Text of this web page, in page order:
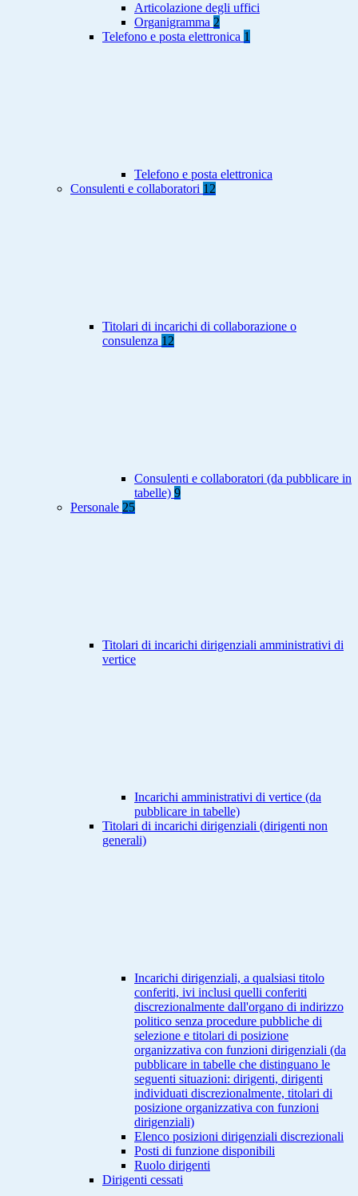
Articolazione degli uffici
Organigramma 2
Telefono e posta elettronica 1
Telefono e posta elettronica
Consulenti e collaboratori 12
Titolari di incarichi di collaborazione o
consulenza 12
Consulenti e collaboratori (da pubblicare in
tabelle) 9
Personale 25
Titolari di incarichi dirigenziali amministrativi di
vertice
Incarichi amministrativi di vertice (da
pubblicare in tabelle)
Titolari di incarichi dirigenziali (dirigenti non
generali)
Incarichi dirigenziali, a qualsiasi titolo
conferiti, ivi inclusi quelli conferiti
discrezionalmente dall'organo di indirizzo
politico senza procedure pubbliche di
selezione e titolari di posizione
organizzativa con funzioni dirigenziali (da
pubblicare in tabelle che distinguano le
seguenti situazioni: dirigenti, dirigenti
individuati discrezionalmente, titolari di
posizione organizzativa con funzioni
dirigenziali)
Elenco posizioni dirigenziali discrezionali
Posti di funzione disponibili
Ruolo dirigenti
Dirigenti cessati